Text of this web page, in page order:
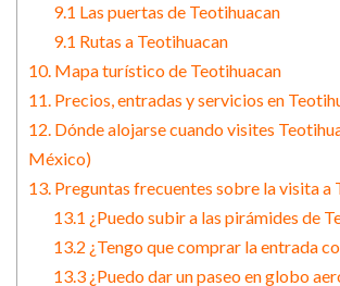
9.1 Las puertas de Teotihuacan
9.1 Rutas a Teotihuacan
10. Mapa turístico de Teotihuacan
11. Precios, entradas y servicios en
12. Dónde alojarse cuando visites
México)
13. Preguntas frecuentes sobre la visita a
13.1 ¿Puedo subir a las pirámides de
13.2 ¿Tengo que comprar la entrada
13.3 ¿Puedo dar un paseo en globo